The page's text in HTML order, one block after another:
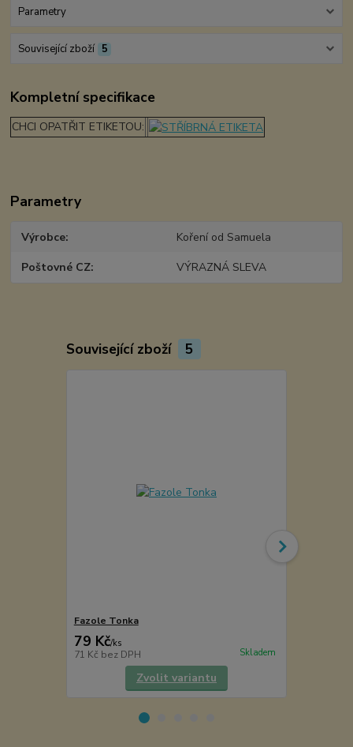
Parametry
Související zboží 5
Kompletní specifikace
CHCI OPATŘIT ETIKETOU:
Parametry
Výrobce Koření od Samuela
Poštovné CZ VÝRAZNÁ SLEVA
Související zboží 5
Fazole Tonka
79 Kč/ks
71 Kč bez DPH Skladem
Zvolit variantu